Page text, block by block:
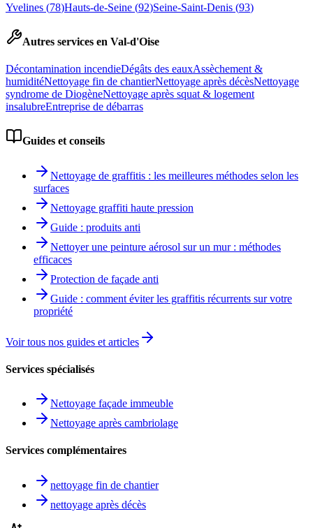
Yvelines (78)Hauts-de-Seine (92)Seine-Saint-Denis (93)
Autres services en Val-d'Oise
Décontamination incendieDégâts des eauxAssèchement &
humiditéNettoyage fin de chantierNettoyage après décèsNettoyage
syndrome de DiogèneNettoyage après squat & logement
insalubreEntreprise de débarras
Guides et conseils
Nettoyage de graffitis : les meilleures méthodes selon les
surfaces
Nettoyage graffiti haute pression
Guide : produits anti
Nettoyer une peinture aérosol sur un mur : méthodes
efficaces
Protection de façade anti
Guide : comment éviter les graffitis récurrents sur votre
propriété
Voir tous nos guides et articles
Services spécialisés
Nettoyage façade immeuble
Nettoyage après cambriolage
Services complémentaires
nettoyage fin de chantier
nettoyage après décès